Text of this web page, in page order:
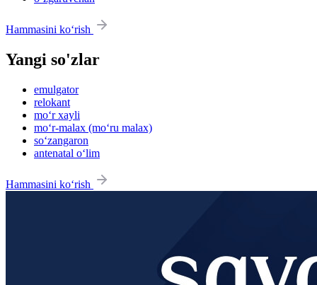
Hammasini ko‘rish
Yangi so'zlar
emulgator
relokant
mo‘r xayli
mo‘r-malax (mo‘ru malax)
so‘zangaron
antenatal o‘lim
Hammasini ko‘rish